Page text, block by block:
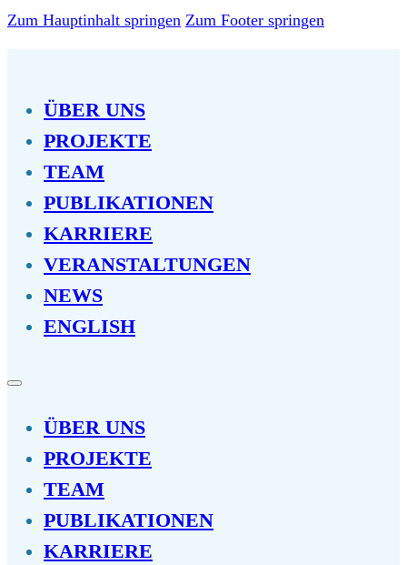
Zum Hauptinhalt springen Zum Footer springen
ÜBER UNS
PROJEKTE
TEAM
PUBLIKATIONEN
KARRIERE
VERANSTALTUNGEN
NEWS
ENGLISH
ÜBER UNS
PROJEKTE
TEAM
PUBLIKATIONEN
KARRIERE